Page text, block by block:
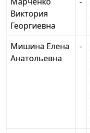
Виктория
Георгиевна
Мишина Елена
Анатольевна
-